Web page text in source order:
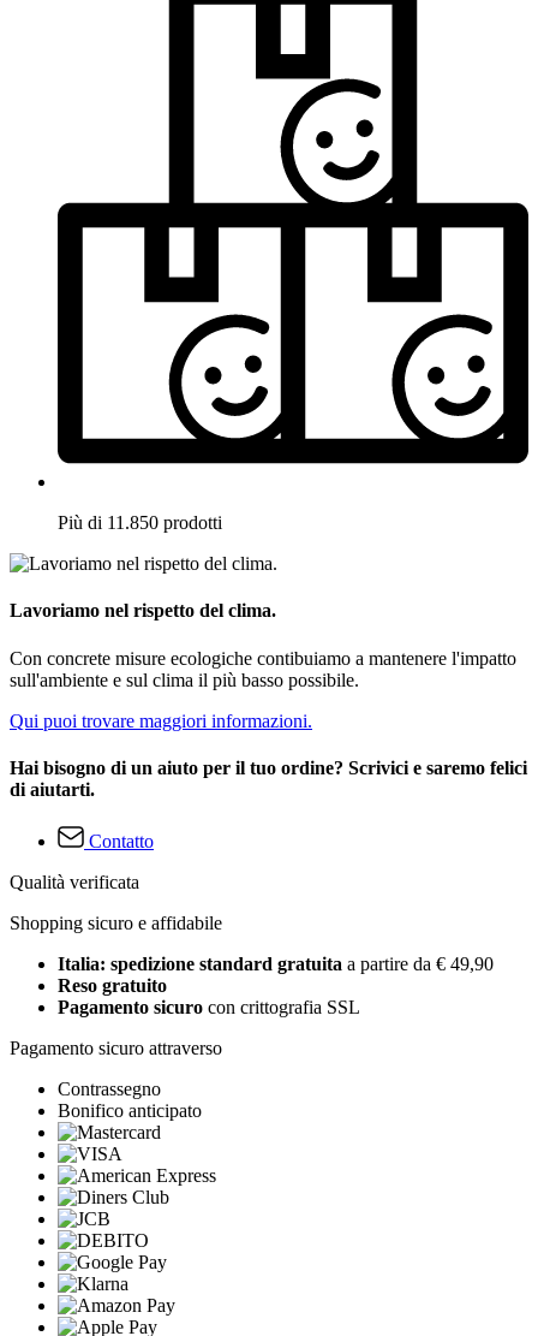
Più di 11.850 prodotti
Lavoriamo nel rispetto del clima.
Con concrete misure ecologiche contibuiamo a mantenere l'impatto
sull'ambiente e sul clima il più basso possibile.
Qui puoi trovare maggiori informazioni.
Hai bisogno di un aiuto per il tuo ordine? Scrivici e saremo felici
di aiutarti.
Contatto
Qualità verificata
Shopping sicuro e affidabile
Italia: spedizione standard gratuita a partire da € 49,90
Reso gratuito
Pagamento sicuro con crittografia SSL
Pagamento sicuro attraverso
Contrassegno
Bonifico anticipato